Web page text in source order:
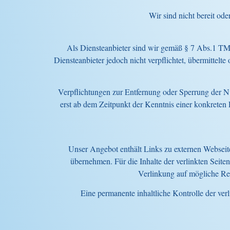
Wir sind nicht bereit
Als Diensteanbieter sind wir gemäß § 7 Abs.1
Diensteanbieter jedoch nicht verpflichtet,
Verpflichtungen zur Entfernung oder Sperrung der
erst ab dem Zeitpunkt der Kenntnis einer
Unser Angebot enthält Links zu externen
übernehmen. Für die Inhalte der verlinkten
Verlinkung auf mögliche
Eine permanente inhaltliche Kontrolle der